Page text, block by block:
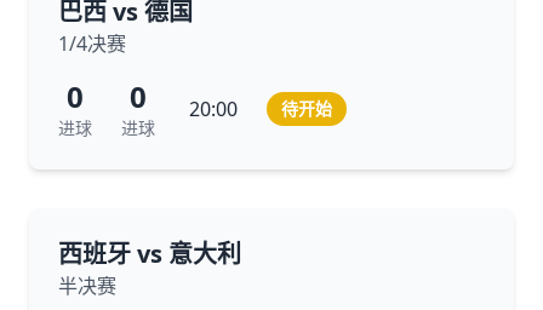
巴西 vs 德国
1/4决赛
0
进球
0
进球
20:00 待开始
西班牙 vs 意大利
半决赛